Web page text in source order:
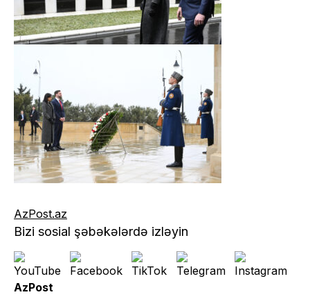
AzPost.az
Bizi sosial şəbəkələrdə izləyin
AzPost